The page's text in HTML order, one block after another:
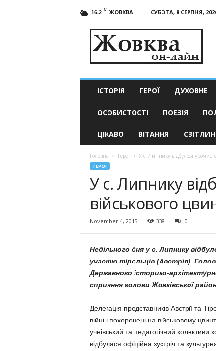
16.2 C ЖОВКВА СУБОТА, 8 СЕРПНЯ,
актуальні
ІСТОРІЯ ГЕРОЇ ДУХОВНЕ
ОСОБИСТОСТІ ПОЕЗІЯ
ЦІКАВО ВІТАННЯ
Головна Герої У с. Липнику відбулося
ГЕРОЇ
У с. Липнику
військового
November 4, 2015 338 0
Недільного дня у с. Липнику
участю тірольців (Австрія).
Державного історико-
сприяння голови Жовківської
Делегація представників Австрії та
війні і похоронені на військовому
учнівський та педагогічний
відбулася офіційна зустріч та